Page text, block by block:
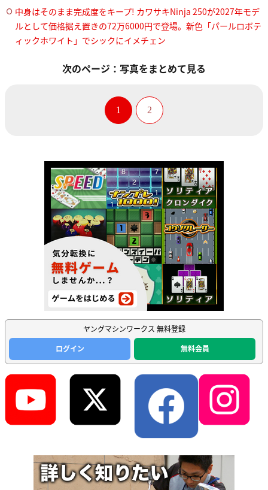
中身はそのまま完成度をキープ! カワサキNinja 250が2027年モデ
ルとして価格据え置きの72万6000円で登場。新色「パールロボテ
ィックホワイト」でシックにイメチェン
次のページ：写真をまとめて見る
1 2
ヤングマシンワークス 無料登録
ログイン
無料会員